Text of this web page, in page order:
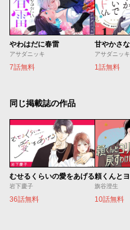
やわはだに春雷
アサダニッキ
7話無料
アサダニッキ
1話無料
同じ掲載誌の作品
むせるくらいの愛をあげる
岩下慶子
36話無料
旗谷澄生
10話無料